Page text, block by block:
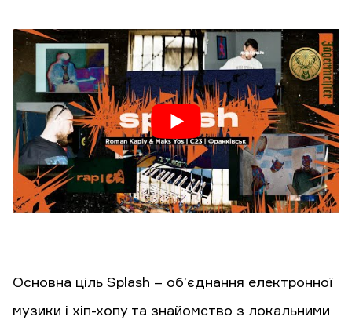
Основна ціль Splash – об’єднання електронної
музики і хіп-хопу та знайомство з локальними